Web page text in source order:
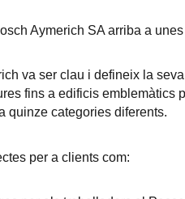
Aymerich SA arriba a
va ser clau i defineix la
fins a edificis emblemàtics
quinze categories diferents.
per a clients com: